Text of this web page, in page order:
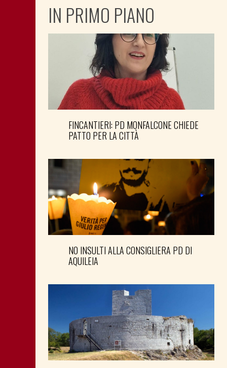
IN PRIMO PIANO
FINCANTIERI: PD MONFALCONE CHIEDE
PATTO PER LA CITTÀ
NO INSULTI ALLA CONSIGLIERA PD DI
AQUILEIA